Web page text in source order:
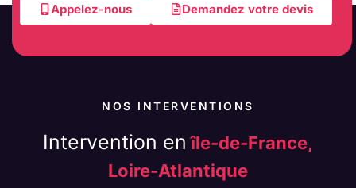
Appelez-nous Demandez votre devis
NOS INTERVENTIONS
Intervention enîle-de-France,
Loire-Atlantique